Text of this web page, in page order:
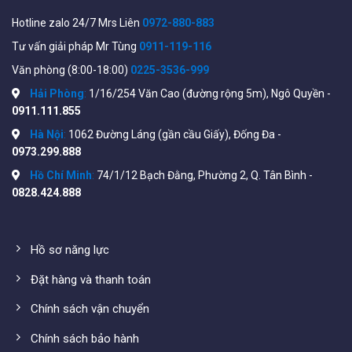
https://wifistore.vn/danh-muc-san-
pham/bo-phat-wifi/router-wifi-6/
Tiện ích mở rộng thông minh
Adaptive QoS ưu tiên các gói Game để chơi trực tuyến
mượt hơn, thích hợp công nghệ wtfast® tự động tạo
kết nối ngắn nhất từ SmartPhone, laptop, PC.. đến máy
chủ Game, giảm Ping và độ trễ khi chơi
đời được cung cấp bởi Trend Micro™ các mã hóa được
tự động cập nhật bảo vệ dữ liệu trên thiết bị cả nhân
khỏi nguy hiểm từ internet, khi dùng trình duyệt và App.
Giảm tiêu mức thụPin 7 lần
TWT (thời gian đánh thức mục tiêu) chỉ định thời gian
Hotline zalo 24/7 Mrs Liên 0972-880-883
Tư vấn giải pháp Mr Tùng 0911-119-116
Văn phòng (8:00-18:00) 0225-3536-999
Hải Phòng: 1/16/254 Văn Cao (đường rộng 5m), Ngô Quyền -
0911.111.855
Hà Nội: 1062 Đường Láng (gần cầu Giấy), Đống Đa -
0973.299.888
Hồ Chí Minh: 74/1/12 Bạch Đằng, Phường 2, Q. Tân Bình -
0828.424.888
Hồ sơ năng lực
Đặt hàng và thanh toán
Chính sách vận chuyển
Chính sách bảo hành